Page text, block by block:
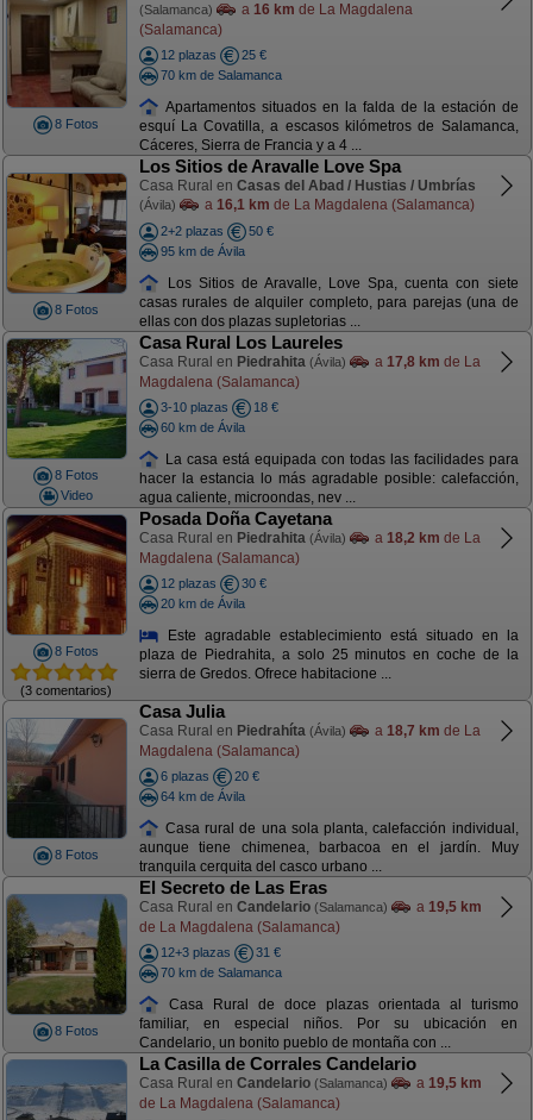
8 Fotos
(Salamanca) a 16 km de La Magdalena
(Salamanca)
12 plazas
25 €
70 km de Salamanca
Apartamentos situados en la falda de la estación de
esquí La Covatilla, a escasos kilómetros de Salamanca,
Cáceres, Sierra de Francia y a 4 ...
8 Fotos
Los Sitios de Aravalle Love Spa
Casa Rural en Casas del Abad / Hustias / Umbrías
(Ávila) a 16,1 km de La Magdalena (Salamanca)
2+2 plazas
50 €
95 km de Ávila
Los Sitios de Aravalle, Love Spa, cuenta con siete
casas rurales de alquiler completo, para parejas (una de
ellas con dos plazas supletorias ...
8 Fotos
Video
Casa Rural Los Laureles
Casa Rural en Piedrahita (Ávila) a 17,8 km de La
Magdalena (Salamanca)
3-10 plazas
18 €
60 km de Ávila
La casa está equipada con todas las facilidades para
hacer la estancia lo más agradable posible: calefacción,
agua caliente, microondas, nev ...
8 Fotos
(3 comentarios)
Posada Doña Cayetana
Casa Rural en Piedrahita (Ávila) a 18,2 km de La
Magdalena (Salamanca)
12 plazas
30 €
20 km de Ávila
Este agradable establecimiento está situado en la
plaza de Piedrahita, a solo 25 minutos en coche de la
sierra de Gredos. Ofrece habitacione ...
8 Fotos
Casa Julia
Casa Rural en Piedrahíta (Ávila) a 18,7 km de La
Magdalena (Salamanca)
6 plazas
20 €
64 km de Ávila
Casa rural de una sola planta, calefacción individual,
aunque tiene chimenea, barbacoa en el jardín. Muy
tranquila cerquita del casco urbano ...
8 Fotos
El Secreto de Las Eras
Casa Rural en Candelario (Salamanca) a 19,5 km
de La Magdalena (Salamanca)
12+3 plazas
31 €
70 km de Salamanca
Casa Rural de doce plazas orientada al turismo
familiar, en especial niños. Por su ubicación en
Candelario, un bonito pueblo de montaña con ...
La Casilla de Corrales Candelario
Casa Rural en Candelario (Salamanca) a 19,5 km
de La Magdalena (Salamanca)